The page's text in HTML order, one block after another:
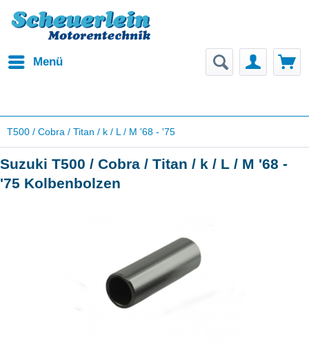
Menü
T500 / Cobra / Titan / k / L / M '68 - '75
Suzuki T500 / Cobra / Titan / k / L / M '68 -
'75 Kolbenbolzen